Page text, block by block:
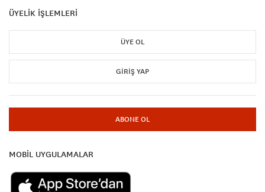
ÜYELİK İŞLEMLERİ
ÜYE OL
GIRIŞ YAP
ABONE OL
MOBİL UYGULAMALAR